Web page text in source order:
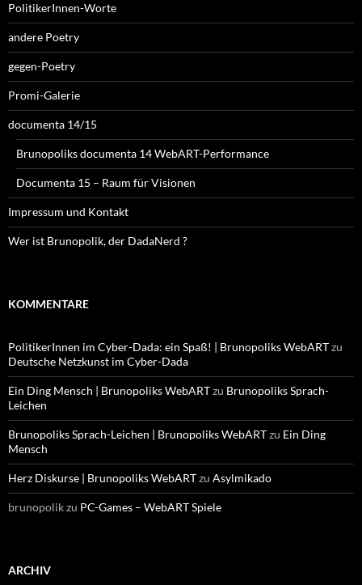
PolitikerInnen-Worte
andere Poetry
gegen-Poetry
Promi-Galerie
documenta 14/15
Brunopoliks documenta 14 WebART-Performance
Documenta 15 – Raum für Visionen
Impressum und Kontakt
Wer ist Brunopolik, der DadaNerd ?
KOMMENTARE
PolitikerInnen im Cyber-Dada: ein Spaß! | Brunopoliks WebARTzu
Deutsche Netzkunst im Cyber-Dada
Ein Ding Mensch | Brunopoliks WebARTzu Brunopoliks Sprach-
Leichen
Brunopoliks Sprach-Leichen | Brunopoliks WebARTzu Ein Ding
Mensch
Herz Diskurse | Brunopoliks WebARTzu Asylmikado
brunopolikzu PC-Games – WebART Spiele
ARCHIV